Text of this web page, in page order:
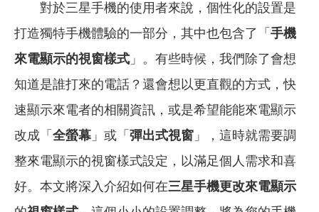
對於三星手機的使用者來說，個性化的設置是
打造獨特手機體驗的一部分，其中也包含了「 手機
來電顯示的視窗樣式 」。有些時候，我們除了會想
知道是誰打來的電話？還會想以更直觀的方式，快
速顯示來電者的相關資訊，或是希望能能來電顯示
改成「 全螢幕 」或「 彈出式視窗 」，這時就需要調
整來電顯示的視窗樣式設定，以滿足個人需求和喜
好。本文將深入介紹如何在三星手機更改來電顯示